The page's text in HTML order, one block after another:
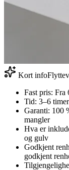
Kort info
Fast pris: Fra
Tid: 3–6
Garanti: 100
mangler
Hva er
og gulv
Godkjent
godkjent